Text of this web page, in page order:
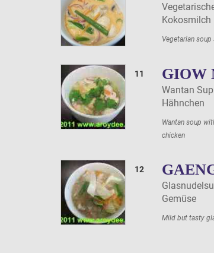
Kokosmilch
Vegetarian
11 GIOW
Wantan
Hähnchen
Wantan soup
chicken
12
Gemüse
Mild but tasty